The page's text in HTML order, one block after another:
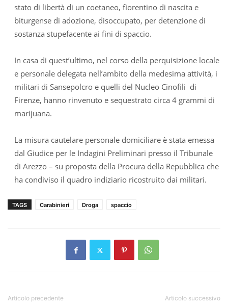
stato di libertà di un coetaneo, fiorentino di nascita e
biturgense di adozione, disoccupato, per detenzione di
sostanza stupefacente ai fini di spaccio.
In casa di quest’ultimo, nel corso della perquisizione locale
e personale delegata nell’ambito della medesima attività, i
militari di Sansepolcro e quelli del Nucleo Cinofili di
Firenze, hanno rinvenuto e sequestrato circa 4 grammi di
marijuana.
La misura cautelare personale domiciliare è stata emessa
dal Giudice per le Indagini Preliminari presso il Tribunale
di Arezzo – su proposta della Procura della Repubblica che
ha condiviso il quadro indiziario ricostruito dai militari.
TAGS Carabinieri Droga spaccio
Articolo precedente Articolo successivo